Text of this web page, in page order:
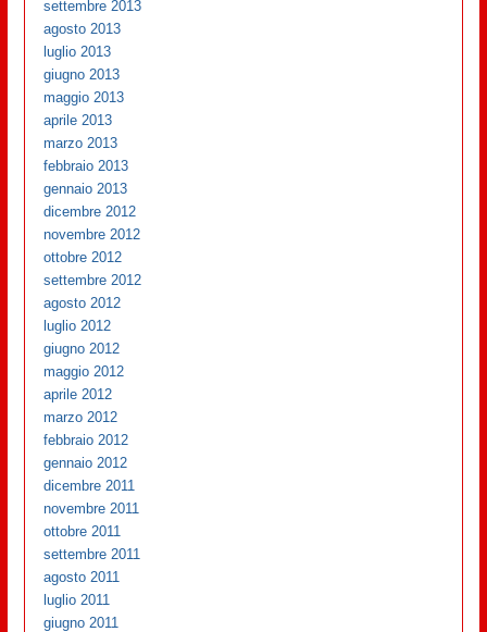
settembre 2013
agosto 2013
luglio 2013
giugno 2013
maggio 2013
aprile 2013
marzo 2013
febbraio 2013
gennaio 2013
dicembre 2012
novembre 2012
ottobre 2012
settembre 2012
agosto 2012
luglio 2012
giugno 2012
maggio 2012
aprile 2012
marzo 2012
febbraio 2012
gennaio 2012
dicembre 2011
novembre 2011
ottobre 2011
settembre 2011
agosto 2011
luglio 2011
giugno 2011